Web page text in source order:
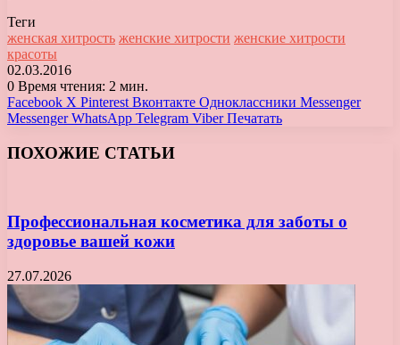
Теги
женская хитрость женские хитрости женские хитрости
красоты
02.03.2016
0 Время чтения: 2 мин.
Facebook X Pinterest Вконтакте Одноклассники Messenger
Messenger WhatsApp Telegram Viber Печатать
ПОХОЖИЕ СТАТЬИ
Профессиональная косметика для заботы о
здоровье вашей кожи
27.07.2026